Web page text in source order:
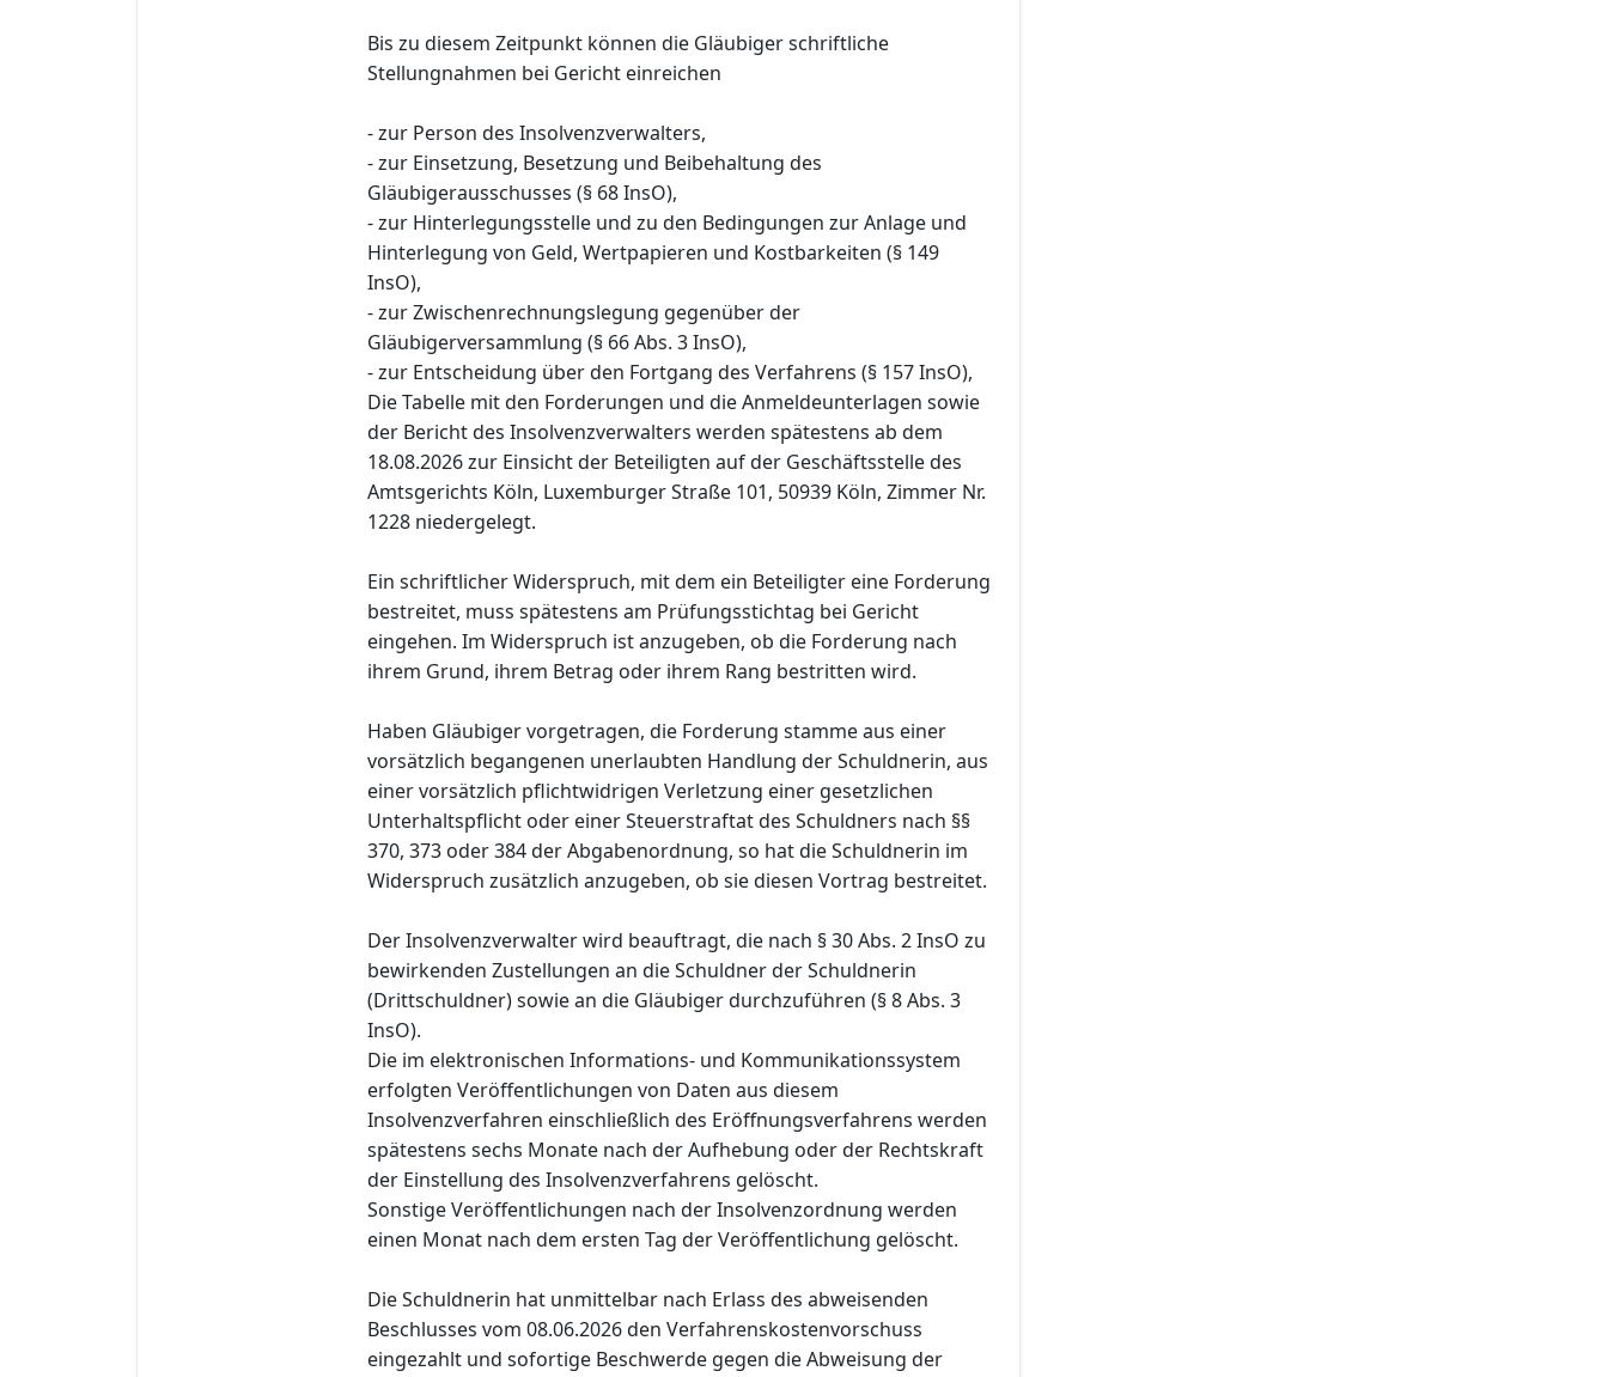
Bis zu diesem Zeitpunkt können die Gläubiger schriftliche
Stellungnahmen bei Gericht einreichen
- zur Person des Insolvenzverwalters,
- zur Einsetzung, Besetzung und Beibehaltung des
Gläubigerausschusses (§ 68 InsO),
- zur Hinterlegungsstelle und zu den Bedingungen zur Anlage und
Hinterlegung von Geld, Wertpapieren und Kostbarkeiten (§ 149
InsO),
- zur Zwischenrechnungslegung gegenüber der
Gläubigerversammlung (§ 66 Abs. 3 InsO),
- zur Entscheidung über den Fortgang des Verfahrens (§ 157 InsO),
Die Tabelle mit den Forderungen und die Anmeldeunterlagen sowie
der Bericht des Insolvenzverwalters werden spätestens ab dem
18.08.2026 zur Einsicht der Beteiligten auf der Geschäftsstelle des
Amtsgerichts Köln, Luxemburger Straße 101, 50939 Köln, Zimmer Nr.
1228 niedergelegt.
Ein schriftlicher Widerspruch, mit dem ein Beteiligter eine Forderung
bestreitet, muss spätestens am Prüfungsstichtag bei Gericht
eingehen. Im Widerspruch ist anzugeben, ob die Forderung nach
ihrem Grund, ihrem Betrag oder ihrem Rang bestritten wird.
Haben Gläubiger vorgetragen, die Forderung stamme aus einer
vorsätzlich begangenen unerlaubten Handlung der Schuldnerin, aus
einer vorsätzlich pflichtwidrigen Verletzung einer gesetzlichen
Unterhaltspflicht oder einer Steuerstraftat des Schuldners nach §§
370, 373 oder 384 der Abgabenordnung, so hat die Schuldnerin im
Widerspruch zusätzlich anzugeben, ob sie diesen Vortrag bestreitet.
Der Insolvenzverwalter wird beauftragt, die nach § 30 Abs. 2 InsO zu
bewirkenden Zustellungen an die Schuldner der Schuldnerin
(Drittschuldner) sowie an die Gläubiger durchzuführen (§ 8 Abs. 3
InsO).
Die im elektronischen Informations- und Kommunikationssystem
erfolgten Veröffentlichungen von Daten aus diesem
Insolvenzverfahren einschließlich des Eröffnungsverfahrens werden
spätestens sechs Monate nach der Aufhebung oder der Rechtskraft
der Einstellung des Insolvenzverfahrens gelöscht.
Sonstige Veröffentlichungen nach der Insolvenzordnung werden
einen Monat nach dem ersten Tag der Veröffentlichung gelöscht.
Die Schuldnerin hat unmittelbar nach Erlass des abweisenden
Beschlusses vom 08.06.2026 den Verfahrenskostenvorschuss
eingezahlt und sofortige Beschwerde gegen die Abweisung der